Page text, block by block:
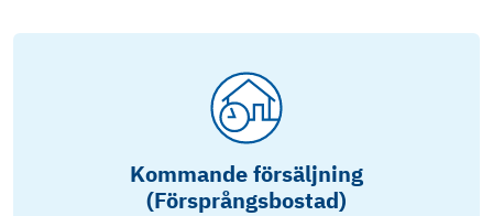
Kommande försäljning
(Försprångsbostad)